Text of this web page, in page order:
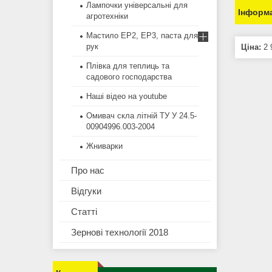
Ціна: 2
Лампочки універсальні для
агротехніки
Мастило EP2, EP3, паста для
рук
Плівка для теплиць та
садового господарства
Наші відео на youtube
Омивач скла літній ТУ У 24.5-
00904996.003-2004
Жниварки
Про нас
Відгуки
Статті
Зернові технології 2018